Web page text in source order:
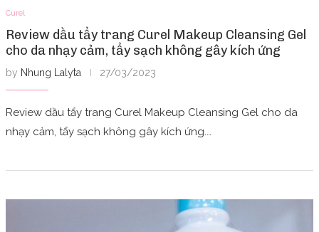
Curel
Review dầu tẩy trang Curel Makeup Cleansing Gel
cho da nhạy cảm, tẩy sạch không gây kích ứng
by Nhung Lalyta 27/03/2023
Review dầu tẩy trang Curel Makeup Cleansing Gel cho da
nhạy cảm, tẩy sạch không gây kích ứng.…